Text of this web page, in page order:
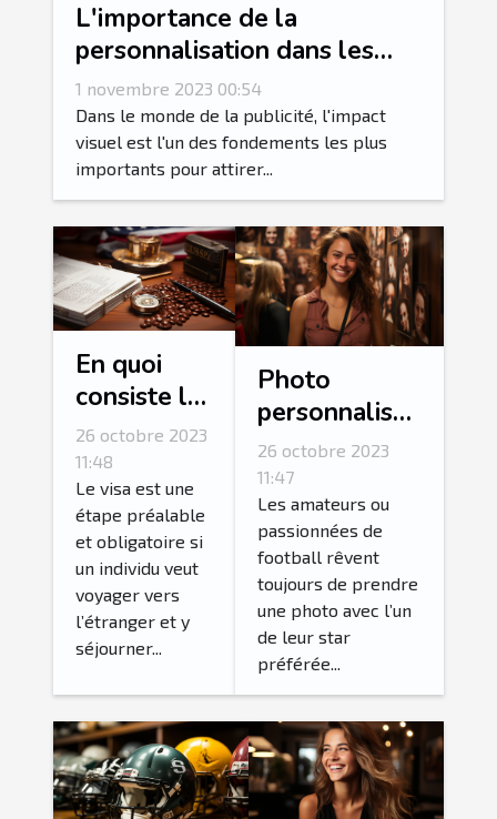
L'importance de la
personnalisation dans les
arches gonflables
publicitaires
1 novembre 2023 00:54
Dans le monde de la publicité, l'impact
visuel est l'un des fondements les plus
importants pour attirer...
En quoi
consiste la
procédure
de
demande
ESTA ?
26 octobre 2023
11:48
Le visa est une
étape préalable
et obligatoire si
un individu veut
voyager vers
l’étranger et y
séjourner...
Photo
personnalisée
: comment
personnalisé
sa photo avec
l’une de ses
stars
préférées ?
26 octobre 2023
11:47
Les amateurs ou
passionnées de
football rêvent
toujours de prendre
une photo avec l’un
de leur star
préférée...